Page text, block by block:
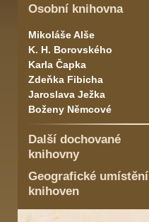
Osobní knihovna
Mikoláše Alše
K. H. Borovského
Karla Čapka
Zdeňka Fibicha
Jaroslava Ježka
Boženy Němcové
Další dochované
knihovny
Geografické umístění
knihoven